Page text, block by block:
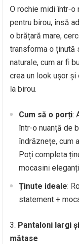
O rochie midi într-o
pentru birou, însă
o brățară mare,
transforma o ținută
naturale, cum ar fi
crea un look ușor
la birou.
Cum să o porți:
într-o nuanță de
îndrăznețe, cum
Poți completa
mocasini
Ținute ideale:
statement +
Pantaloni largi
mătase